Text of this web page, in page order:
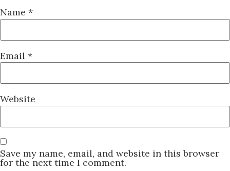
Name *
Email *
Website
Save my name, email, and website in this browser
for the next time I comment.